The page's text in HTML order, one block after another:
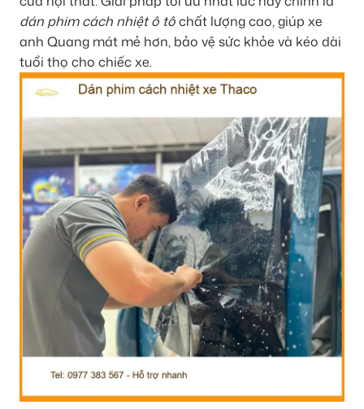
dán phim cách nhiệt ô tôchất lượng cao, giúp xe
anh Quang mát mẻ hơn, bảo vệ sức khỏe và kéo dài
tuổi thọ cho chiếc xe.